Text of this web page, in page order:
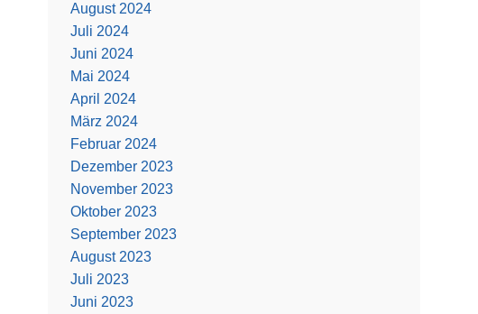
August 2024
Juli 2024
Juni 2024
Mai 2024
April 2024
März 2024
Februar 2024
Dezember 2023
November 2023
Oktober 2023
September 2023
August 2023
Juli 2023
Juni 2023